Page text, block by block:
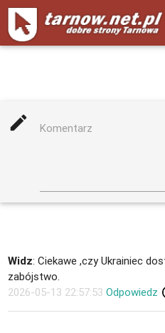
mode_edit Komentarz
Widz: Ciekawe ,czy Ukrainiec
zabójstwo.
2026-05-13 22:57:53 Odpowiedz